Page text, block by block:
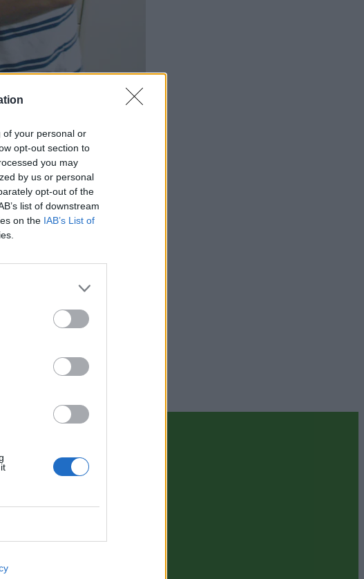
of your personal or
opt-out section to
you may
by us or personal
opt-out of the
list of downstream
on the IAB’s List of